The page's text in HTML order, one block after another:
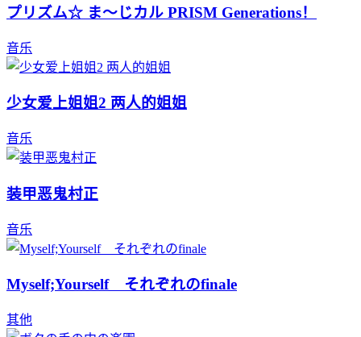
プリズム☆ ま～じカル PRISM Generations！
音乐
少女爱上姐姐2 两人的姐姐
音乐
装甲恶鬼村正
音乐
Myself;Yourself それぞれのfinale
其他